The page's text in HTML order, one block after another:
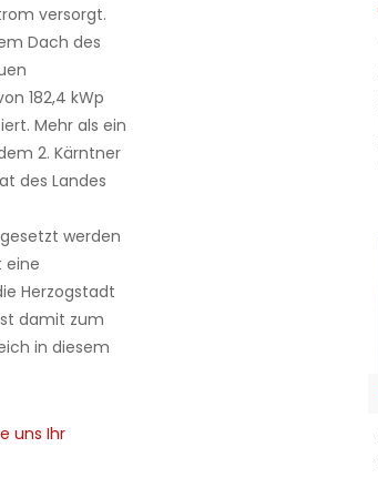
versorgt.
Dach des
182,4 kWp
Mehr als ein
2. Kärntner
des Landes
werden
eine
Herzogstadt
damit zum
in diesem
uns Ihr